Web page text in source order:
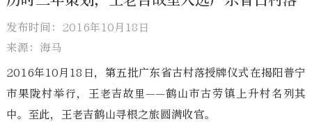
发布时间：2016年10月18日
来源：海马
2016年10月18日，第五批广东省古村落授牌仪式在揭阳普宁
市果陇村举行，王老吉故里——鹤山市古劳镇上升村名列其
中。至此，王老吉鹤山寻根之旅圆满收官。